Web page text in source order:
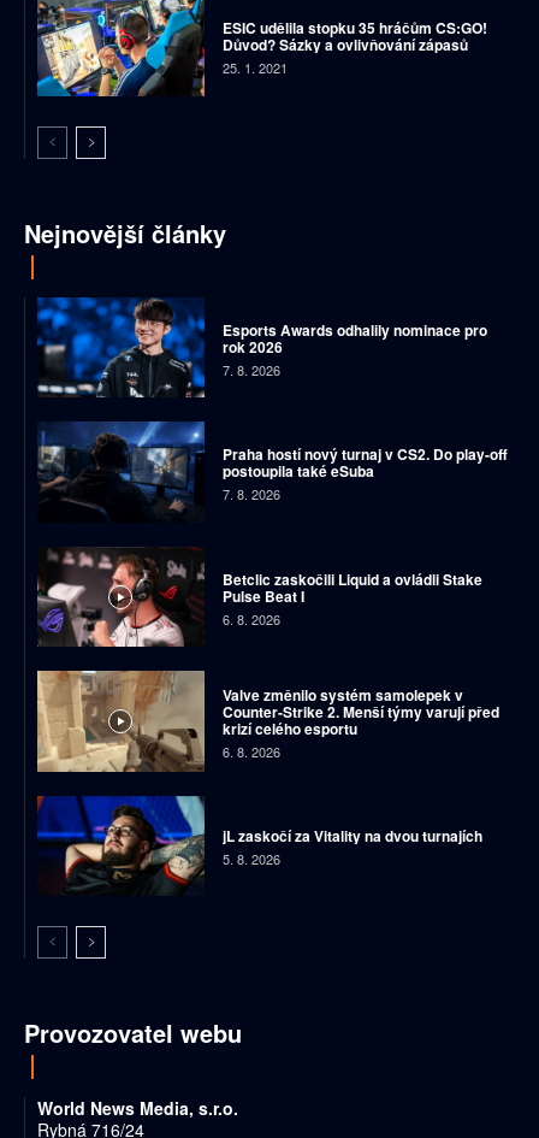
ESIC udělila stopku 35 hráčům CS:GO!
Důvod? Sázky a ovlivňování zápasů
25. 1. 2021
Nejnovější články
Esports Awards odhalily nominace pro
rok 2026
7. 8. 2026
Praha hostí nový turnaj v CS2. Do play-off
postoupila také eSuba
7. 8. 2026
Betclic zaskočili Liquid a ovládli Stake
Pulse Beat I
6. 8. 2026
Valve změnilo systém samolepek v
Counter-Strike 2. Menší týmy varují před
krizí celého esportu
6. 8. 2026
jL zaskočí za Vitality na dvou turnajích
5. 8. 2026
Provozovatel webu
World News Media, s.r.o.
Rybná 716/24